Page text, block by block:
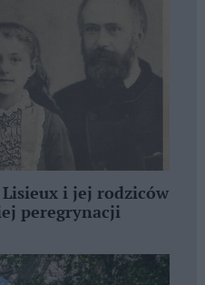
Lisieux i jej rodziców
peregrynacji